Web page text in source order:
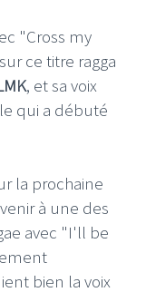
"Cross my
ce titre ragga
, et sa voix
qui a débuté
la prochaine
à une des
avec "I'll be
bien la voix